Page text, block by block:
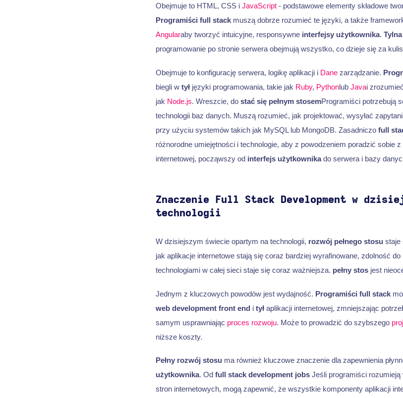
Obejmuje to HTML, CSS i JavaScript- podstawowe elementy składowe
Programiści full stackmuszą dobrze rozumieć te języki, a także
Angularaby tworzyć intuicyjne, responsywne interfejsy użytkownika.
programowanie po stronie serwera obejmują wszystko, co dzieje się za
Obejmuje to konfigurację serwera, logikę aplikacji i Danezarządzanie.
biegli w tyłjęzyki programowania, takie jak Ruby, Pythonlub Javai
jak Node.js. Wreszcie, do stać się pełnym stosemProgramiści potrzebują
technologii baz danych. Muszą rozumieć, jak projektować, wysyłać
przy użyciu systemów takich jak MySQL lub MongoDB. Zasadniczo full
różnorodne umiejętności i technologie, aby z powodzeniem poradzić sobie
internetowej, począwszy od interfejs użytkownikado serwera i bazy
Znaczenie Full Stack Development w
technologii
W dzisiejszym świecie opartym na technologii, rozwój pełnego stosu staje
jak aplikacje internetowe stają się coraz bardziej wyrafinowane, zdolność
technologiami w całej sieci staje się coraz ważniejsza. pełny stosjest
Jednym z kluczowych powodów jest wydajność. Programiści full stack
web development front end i tyłaplikacji internetowej, zmniejszając
samym usprawniając proces rozwoju. Może to prowadzić do szybszego
niższe koszty.
Pełny rozwój stosu ma również kluczowe znaczenie dla zapewnienia
użytkownika. Od full stack development jobsJeśli programiści
stron internetowych, mogą zapewnić, że wszystkie komponenty aplikacji